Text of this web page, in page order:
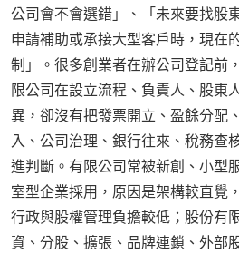
公司會不會選錯」、「未來要找股
申請補助或承接大型客戶時，現在
制」。很多創業者在辦公司登記前
限公司在設立流程、負責人、股東
異，卻沒有把發票開立、盈餘分配
入、公司治理、銀行往來、稅務查
進判斷。有限公司常被新創、小型
室型企業採用，原因是架構較直覺
行政與股權管理負擔較低；股份有
資、分股、擴張、品牌連鎖、外部